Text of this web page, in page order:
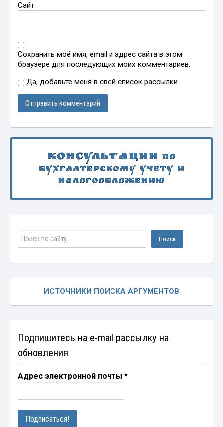
Сайт
Сохранить моё имя, email и адрес сайта в этом
браузере для последующих моих комментариев.
Да, добавьте меня в свой список рассылки
Консультации по
бухгалтерскому учету и
налогообложению
ИСТОЧНИКИ ПОИСКА АРГУМЕНТОВ
Подпишитесь на e-mail рассылку на
обновления
Адрес электронной почты*